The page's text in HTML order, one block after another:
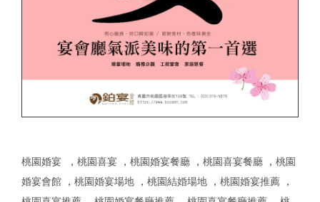
桃園婚宴 ， 桃園喜宴 ， 桃園婚宴餐廳 ， 桃園喜宴餐廳 ， 桃園
婚宴會館 ， 桃園婚宴場地 ， 桃園結婚場地 ， 桃園婚宴推薦 ，